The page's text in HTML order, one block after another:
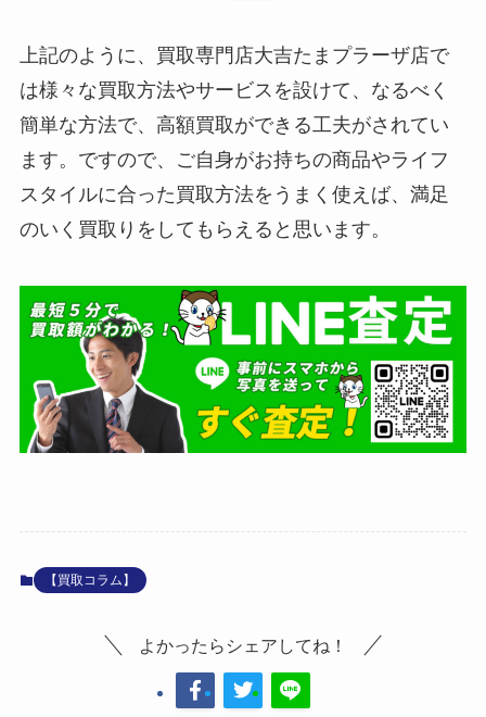
上記のように、買取専門店大吉たまプラーザ店で
は様々な買取方法やサービスを設けて、なるべく
簡単な方法で、高額買取ができる工夫がされてい
ます。ですので、ご自身がお持ちの商品やライフ
スタイルに合った買取方法をうまく使えば、満足
のいく買取りをしてもらえると思います。
【買取コラム】
よかったらシェアしてね！